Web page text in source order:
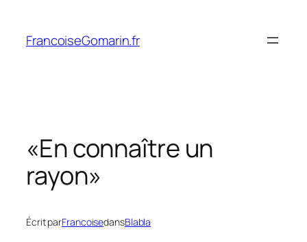
contenu
FrancoiseGomarin.fr
«En connaître un
rayon»
Écrit parFrancoisedansBlabla